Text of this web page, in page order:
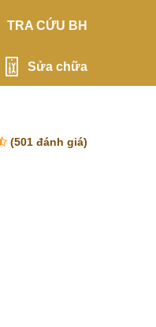
TRA CỨU BH
Sửa chữa
(501 đánh giá)